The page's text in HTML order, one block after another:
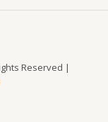
Reserved |